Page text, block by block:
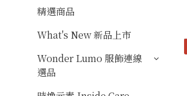
精選商品
What's New 新品上市
Wonder Lumo 服飾連線
選品